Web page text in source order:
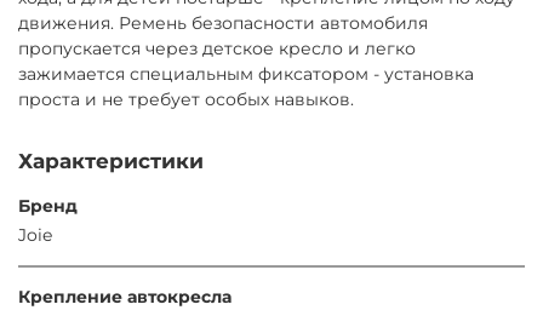
движения. Ремень безопасности автомобиля
пропускается через детское кресло и легко
зажимается специальным фиксатором - установка
проста и не требует особых навыков.
Характеристики
Бренд
Joie
Крепление автокресла